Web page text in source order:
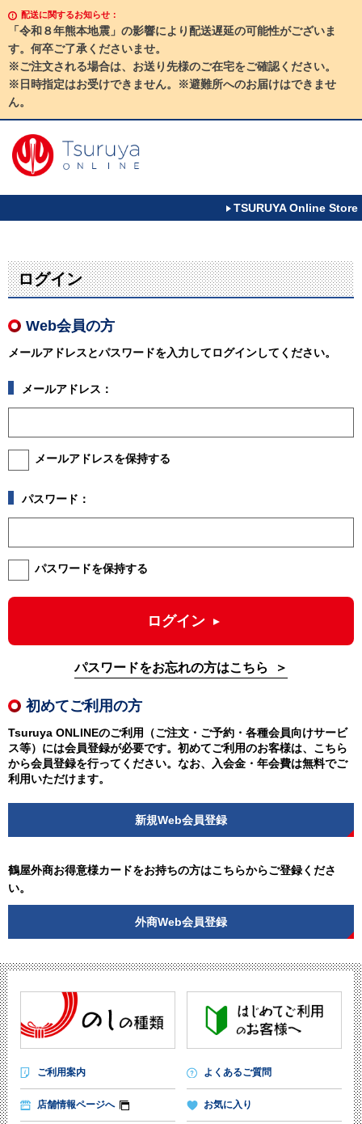
配送に関するお知らせ：
「令和８年熊本地震」の影響により配送遅延の可能性がございま
す。何卒ご了承くださいませ。
※ご注文される場合は、お送り先様のご在宅をご確認ください。
※日時指定はお受けできません。※避難所へのお届けはできませ
ん。
TSURUYA Online Store
ログイン
Web会員の方
メールアドレスとパスワードを入力してログインしてください。
メールアドレス：
メールアドレスを保持する
パスワード：
パスワードを保持する
ログイン
パスワードをお忘れの方はこちら
初めてご利用の方
Tsuruya ONLINEのご利用（ご注文・ご予約・各種会員向けサービ
ス等）には会員登録が必要です。初めてご利用のお客様は、こちら
から会員登録を行ってください。なお、入会金・年会費は無料でご
利用いただけます。
新規Web会員登録
鶴屋外商お得意様カードをお持ちの方はこちらからご登録くださ
い。
外商Web会員登録
ご利用案内 よくあるご質問
店舗情報ページへ お気に入り